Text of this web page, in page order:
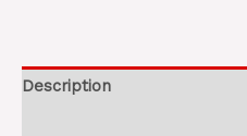
Description